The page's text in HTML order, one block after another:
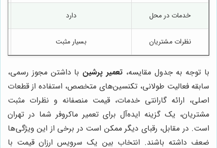
خدمات در محل دارد
نظرات مشتریان بسیار مثبت
با توجه به جدول مقایسه، تعمیر پرشین با داشتن مجوز رسمی،
سابقه فعالیت طولانی، تکنسین‌های متخصص، استفاده از قطعات
اصلی، ارائه گارانتی خدمات، قیمت منصفانه و نظرات مثبت
مشتریان، یک گزینه ایده‌آل برای تعمیر ماکروفر شما در تهران
است. در مقابل، رقبای دیگر ممکن است در برخی از این ویژگی‌ها
ضعف داشته باشند. انتخاب بین یک سرویس ارزان قیمت با